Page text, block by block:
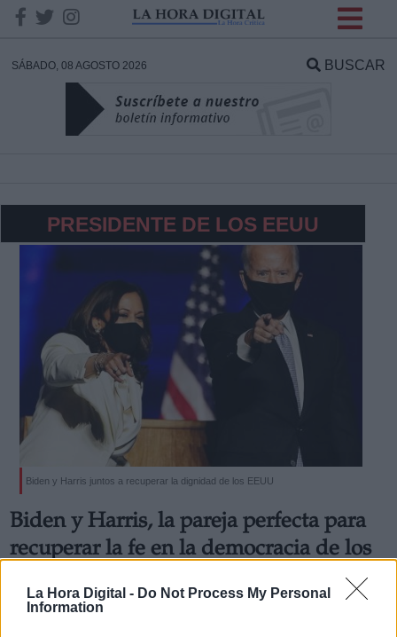
La Hora Digital - Do Not Process My Personal
Information
SÁBADO, 08 AGOSTO 2026 BUSCAR
PRESIDENTE DE LOS EEUU
Biden y Harris juntos a recuperar la dignidad de los EEUU
Biden y Harris, la pareja perfecta para
recuperar la fe en la democracia de los
Donald Trump tendrá que dejar la Casa Blanca antes
del 20 de enero. Mientras tanto las calles se llenan de
DATOS
Responsable:
Legitimación:
Destinatarios:
Derechos:
link
Información adicional
link